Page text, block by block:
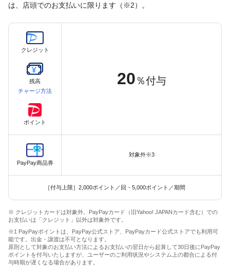
は、店頭でのお支払いに限ります（※2）。
クレジット
残高
チャージ方法
ポイント
20 ％付与
PayPay商品券
対象外※3
［付与上限］2,000ポイント／回・5,000ポイント／期間
※ クレジットカードは対象外。PayPayカード（旧Yahoo! JAPANカード含む）での
お支払いは「クレジット」以外は対象外です。
※1 PayPayポイントは、PayPay公式ストア、PayPayカード公式ストアでも利用可
能です。出金・譲渡は不可となります。
原則として対象のお支払い方法によるお支払いの翌日から起算して30日後にPayPay
ポイントを付与いたしますが、ユーザーのご利用状況やシステム上の都合による付
与時期が遅くなる場合があります。